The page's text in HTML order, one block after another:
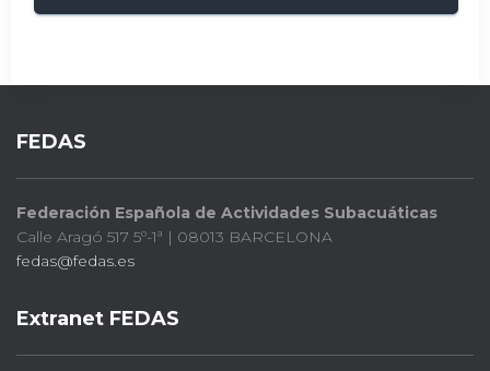
FEDAS
Federación Española de Actividades Subacuáticas
Calle Aragó 517 5º-1ª | 08013 BARCELONA
fedas@fedas.es
Extranet FEDAS